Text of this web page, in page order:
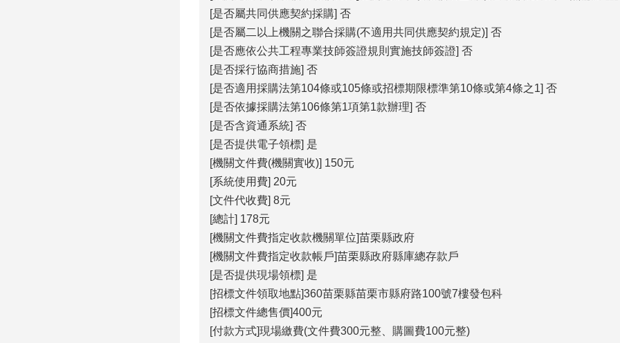
[是否屬共同供應契約採購] 否
[是否屬二以上機關之聯合採購(不適用共同供應契約規定)] 否
[是否應依公共工程專業技師簽證規則實施技師簽證] 否
[是否採行協商措施] 否
[是否適用採購法第104條或105條或招標期限標準第10條或第4條之1] 否
[是否依據採購法第106條第1項第1款辦理] 否
[是否含資通系統] 否
[是否提供電子領標] 是
[機關文件費(機關實收)] 150元
[系統使用費] 20元
[文件代收費] 8元
[總計] 178元
[機關文件費指定收款機關單位]苗栗縣政府
[機關文件費指定收款帳戶]苗栗縣政府縣庫總存款戶
[是否提供現場領標] 是
[招標文件領取地點]360苗栗縣苗栗市縣府路100號7樓發包科
[招標文件總售價]400元
[付款方式]現場繳費(文件費300元整、購圖費100元整)